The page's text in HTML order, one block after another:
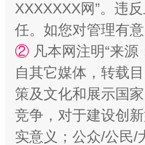
扯下公款旅游的“隐身衣”
XXXXXXX网”。违
任。如您对管理有
② 凡本网注明“来
自其它媒体，转载
策及文化和展示国
竞争，对于建设创
实意义；公众/公民/